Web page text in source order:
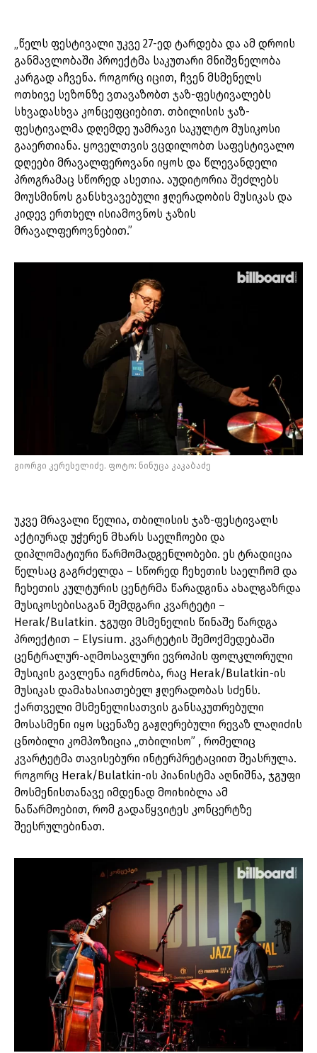
„წელს ფესტივალი უკვე 27-ედ ტარდება და ამ დროის
განმავლობაში პროექტმა საკუთარი მნიშვნელობა
კარგად აჩვენა. როგორც იცით, ჩვენ მსმენელს
ოთხივე სეზონზე ვთავაზობთ ჯაზ-ფესტივალებს
სხვადასხვა კონცეფციებით. თბილისის ჯაზ-
ფესტივალმა დღემდე უამრავი საკულტო მუსიკოსი
გააერთიანა. ყოველთვის ვცდილობთ საფესტივალო
დღეები მრავალფეროვანი იყოს და წლევანდელი
პროგრამაც სწორედ ასეთია. აუდიტორია შეძლებს
მოუსმინოს განსხვავებული ჟღერადობის მუსიკას და
კიდევ ერთხელ ისიამოვნოს ჯაზის
მრავალფეროვნებით.”
გიორგი კერესელიძე. ფოტო: ნინუცა კაკაბაძე
უკვე მრავალი წელია, თბილისის ჯაზ-ფესტივალს
აქტიურად უჭერენ მხარს საელჩოები და
დიპლომატიური წარმომადგენლობები. ეს ტრადიცია
წელსაც გაგრძელდა – სწორედ ჩეხეთის საელჩომ და
ჩეხეთის კულტურის ცენტრმა წარადგინა ახალგაზრდა
მუსიკოსებისაგან შემდგარი კვარტეტი –
Herak/Bulatkin. ჯგუფი მსმენელის წინაშე წარდგა
პროექტით – Elysium. კვარტეტის შემოქმედებაში
ცენტრალურ-აღმოსავლური ევროპის ფოლკლორული
მუსიკის გავლენა იგრძნობა, რაც Herak/Bulatkin-ის
მუსიკას დამახასიათებელ ჟღერადობას სძენს.
ქართველი მსმენელისათვის განსაკუთრებული
მოსასმენი იყო სცენაზე გაჟღერებული რევაზ ლაღიძის
ცნობილი კომპოზიცია „თბილისო” , რომელიც
კვარტეტმა თავისებური ინტერპრეტაციით შეასრულა.
როგორც Herak/Bulatkin-ის პიანისტმა აღნიშნა, ჯგუფი
მოსმენისთანავე იმდენად მოიხიბლა ამ
ნაწარმოებით, რომ გადაწყვიტეს კონცერტზე
შეესრულებინათ.